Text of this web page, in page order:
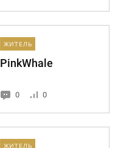
ЖИТЕЛЬ
PinkWhale
0 0
ЖИТЕЛЬ